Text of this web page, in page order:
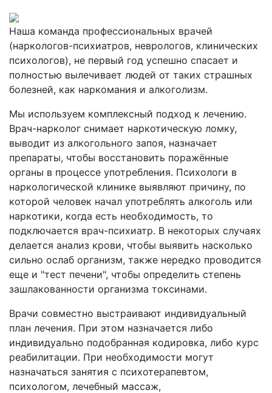
Наша команда профессиональных врачей
(наркологов-психиатров, неврологов, клинических
психологов), не первый год успешно спасает и
полностью вылечивает людей от таких страшных
болезней, как наркомания и алкоголизм.
Мы используем комплексный подход к лечению.
Врач-нарколог снимает наркотическую ломку,
выводит из алкогольного запоя, назначает
препараты, чтобы восстановить поражённые
органы в процессе употребления. Психологи в
наркологической клинике выявляют причину, по
которой человек начал употреблять алкоголь или
наркотики, когда есть необходимость, то
подключается врач-психиатр. В некоторых случаях
делается анализ крови, чтобы выявить насколько
сильно ослаб организм, также нередко проводится
еще и "тест печени", чтобы определить степень
зашлакованности организма токсинами.
Врачи совместно выстраивают индивидуальный
план лечения. При этом назначается либо
индивидуально подобранная кодировка, либо курс
реабилитации. При необходимости могут
назначаться занятия с психотерапевтом,
психологом, лечебный массаж,